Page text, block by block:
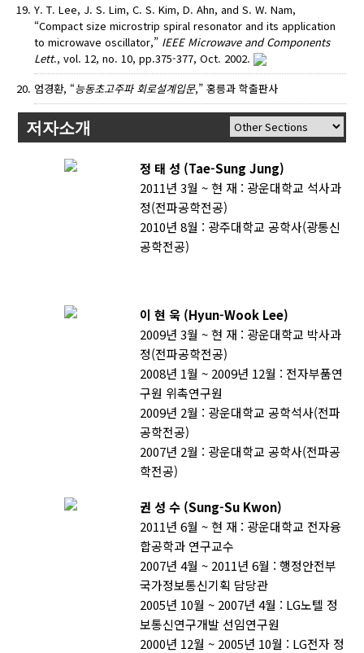
Y. T. Lee, J. S. Lim, C. S. Kim, D. Ahn, and S. W. Nam,
“Compact size microstrip spiral resonator and its application
to microwave oscillator,” IEEE Microwave and Components
Lett., vol. 12, no. 10, pp.375-377, Oct. 2002.
엄경환, “능동초고주파 회로설계입문,” 홍릉과 학출판사
저자소개
정 태 성 (Tae-Sung Jung)
2011년 3월 ~ 현 재 : 광운대학교 석사과
정(전파공학전공)
2010년 8월 : 광주대학교 공학사(광통신
공학전공)
이 현 욱 (Hyun-Wook Lee)
2009년 3월 ~ 현 재 : 광운대학교 박사과
정(전파공학전공)
2008년 1월 ~ 2009년 12월 : 전자부품연
구원 위촉연구원
2009년 2월 : 광운대학교 공학석사(전파
공학전공)
2007년 2월 : 광운대학교 공학사(전파공
학전공)
권 성 수 (Sung-Su Kwon)
2011년 6월 ~ 현 재 : 광운대학교 전자융
합공학과 연구교수
2007년 4월 ~ 2011년 6월 : 행정안전부
국가정보통신기획 담당관
2005년 10월 ~ 2007년 4월 : LG노텔 정
보통신연구개발 선임연구원
2000년 12월 ~ 2005년 10월 : LG전자 정